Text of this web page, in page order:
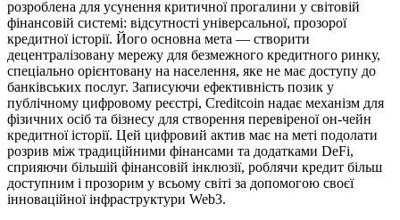
розроблена для усунення критичної прогалини у світовій
фінансовій системі: відсутності універсальної, прозорої
кредитної історії. Його основна мета — створити
децентралізовану мережу для безмежного кредитного ринку,
спеціально орієнтовану на населення, яке не має доступу до
банківських послуг. Записуючи ефективність позик у
публічному цифровому реєстрі, Creditcoin надає механізм для
фізичних осіб та бізнесу для створення перевіреної он-чейн
кредитної історії. Цей цифровий актив має на меті подолати
розрив між традиційними фінансами та додатками DeFi,
сприяючи більшій фінансовій інклюзії, роблячи кредит більш
доступним і прозорим у всьому світі за допомогою своєї
інноваційної інфраструктури Web3.